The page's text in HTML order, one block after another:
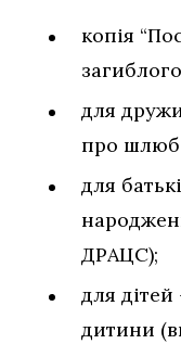
копія
для
про шлюб
для
ДРАЦС);
для
дитини